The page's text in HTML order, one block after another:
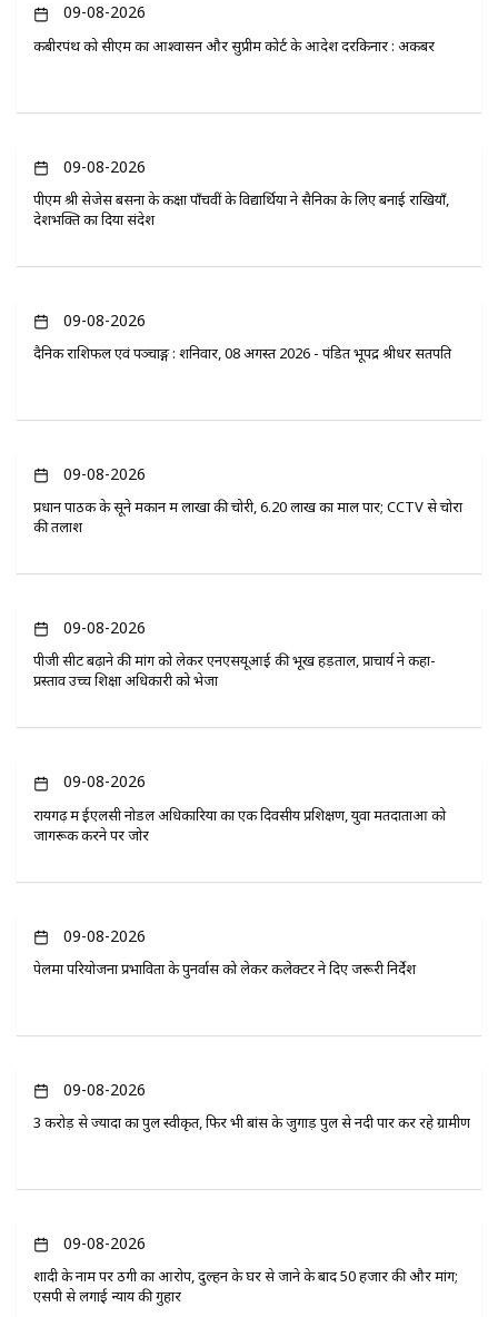
09-08-2026
कबीरपंथ को सीएम का आश्वासन और सुप्रीम कोर्ट के आदेश दरकिनार : अकबर
09-08-2026
पीएम श्री सेजेस बसना के कक्षा पाँचवीं के विद्यार्थियों ने सैनिकों के लिए बनाई राखियाँ,
देशभक्ति का दिया संदेश
09-08-2026
दैनिक राशिफल एवं पञ्चाङ्ग : शनिवार, 08 अगस्त 2026 - पंडित भूपेंद्र श्रीधर सतपति
09-08-2026
प्रधान पाठक के सूने मकान में लाखों की चोरी, 6.20 लाख का माल पार; CCTV से चोरों
की तलाश
09-08-2026
पीजी सीट बढ़ाने की मांग को लेकर एनएसयूआई की भूख हड़ताल, प्राचार्य ने कहा-
प्रस्ताव उच्च शिक्षा अधिकारी को भेजा
09-08-2026
रायगढ़ में ईएलसी नोडल अधिकारियों का एक दिवसीय प्रशिक्षण, युवा मतदाताओं को
जागरूक करने पर जोर
09-08-2026
पेलमा परियोजना प्रभावितों के पुनर्वास को लेकर कलेक्टर ने दिए जरूरी निर्देश
09-08-2026
3 करोड़ से ज्यादा का पुल स्वीकृत, फिर भी बांस के जुगाड़ पुल से नदी पार कर रहे ग्रामीण
09-08-2026
शादी के नाम पर ठगी का आरोप, दुल्हन के घर से जाने के बाद 50 हजार की और मांग;
एसपी से लगाई न्याय की गुहार